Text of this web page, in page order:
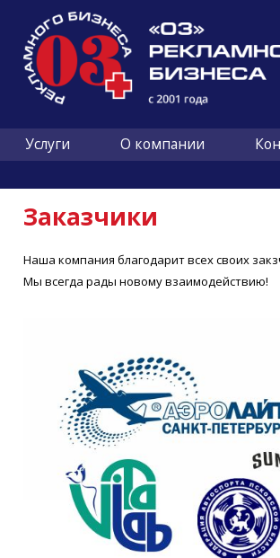
Услуги О компании
Заказчики
Наша компания благодарит всех своих
Мы всегда рады новому взаимодействию!